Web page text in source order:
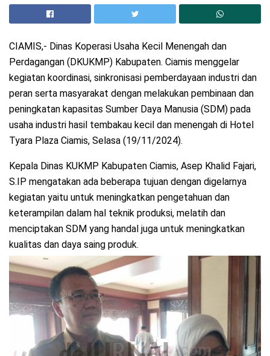
CIAMIS,- Dinas Koperasi Usaha Kecil Menengah dan
Perdagangan (DKUKMP) Kabupaten. Ciamis menggelar
kegiatan koordinasi, sinkronisasi pemberdayaan industri dan
peran serta masyarakat dengan melakukan pembinaan dan
peningkatan kapasitas Sumber Daya Manusia (SDM) pada
usaha industri hasil tembakau kecil dan menengah di Hotel
Tyara Plaza Ciamis, Selasa (19/11/2024).
Kepala Dinas KUKMP Kabupaten Ciamis, Asep Khalid Fajari,
S.IP mengatakan ada beberapa tujuan dengan digelarnya
kegiatan yaitu untuk meningkatkan pengetahuan dan
keterampilan dalam hal teknik produksi, melatih dan
menciptakan SDM yang handal juga untuk meningkatkan
kualitas dan daya saing produk.